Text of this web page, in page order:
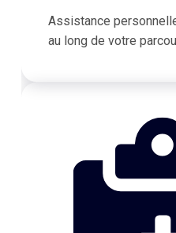
Assistance
au long de votre